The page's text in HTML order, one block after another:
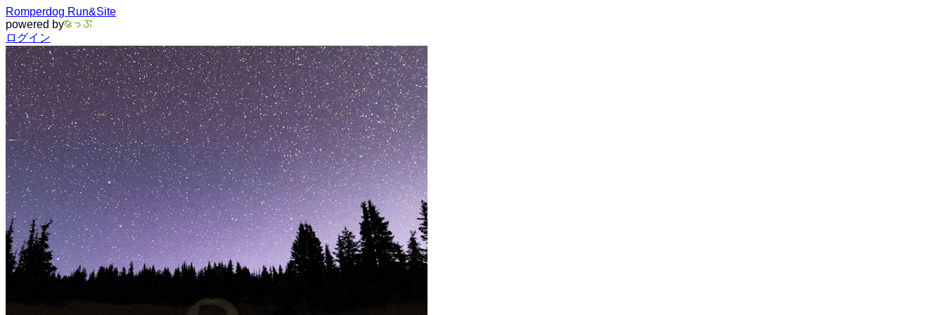
Romperdog Run&Site
powered by
ログイン